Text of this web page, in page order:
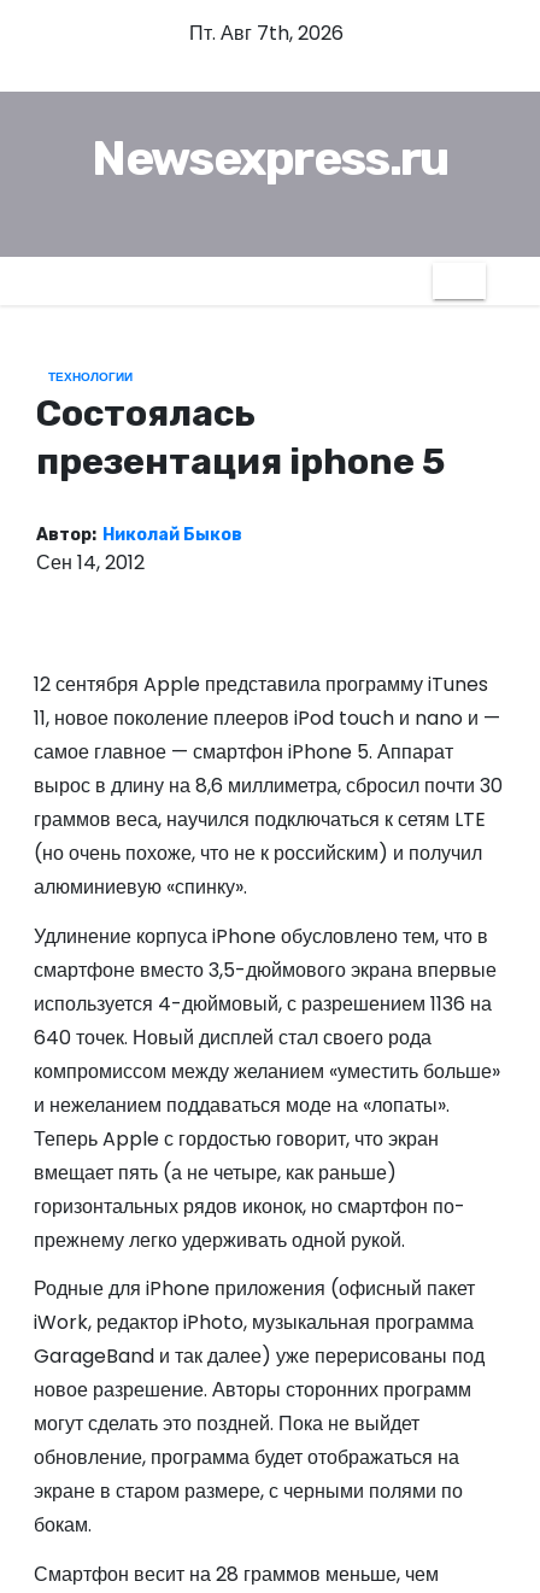
к
Пт. Авг 7th, 2026
Newsexpress.ru
ТЕХНОЛОГИИ
Состоялась
презентация iphone 5
Автор: Николай Быков
Сен 14, 2012
12 сентября Apple представила программу iTunes
11, новое поколение плееров iPod touch и nano и —
самое главное — смартфон iPhone 5. Аппарат
вырос в длину на 8,6 миллиметра, сбросил почти 30
граммов веса, научился подключаться к сетям LTE
(но очень похоже, что не к российским) и получил
алюминиевую «спинку».
Удлинение корпуса iPhone обусловлено тем, что в
смартфоне вместо 3,5-дюймового экрана впервые
используется 4-дюймовый, с разрешением 1136 на
640 точек. Новый дисплей стал своего рода
компромиссом между желанием «уместить больше»
и нежеланием поддаваться моде на «лопаты».
Теперь Apple с гордостью говорит, что экран
вмещает пять (а не четыре, как раньше)
горизонтальных рядов иконок, но смартфон по-
прежнему легко удерживать одной рукой.
Родные для iPhone приложения (офисный пакет
iWork, редактор iPhoto, музыкальная программа
GarageBand и так далее) уже перерисованы под
новое разрешение. Авторы сторонних программ
могут сделать это поздней. Пока не выйдет
обновление, программа будет отображаться на
экране в старом размере, с черными полями по
бокам.
Смартфон весит на 28 граммов меньше, чем